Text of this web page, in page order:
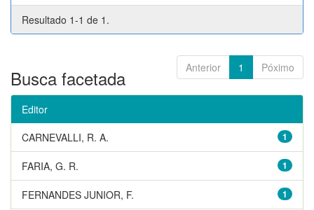
Resultado 1-1 de 1.
Anterior 1 Póximo
Busca facetada
Editor
1
CARNEVALLI, R. A.
1
FARIA, G. R.
1
FERNANDES JUNIOR, F.